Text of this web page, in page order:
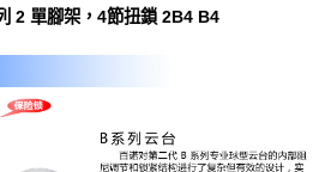
2 單腳架，4節扭鎖 2B4 B4